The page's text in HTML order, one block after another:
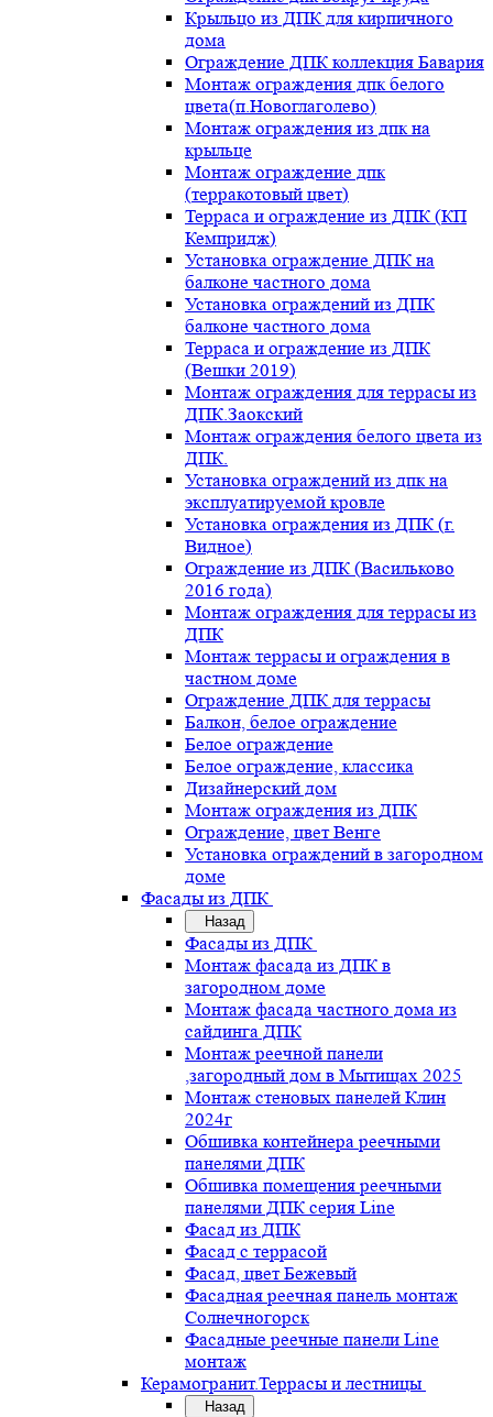
Крыльцо из ДПК для кирпичного
дома
Ограждение ДПК коллекция Бавария
Монтаж ограждения дпк белого
цвета(п.Новоглаголево)
Монтаж ограждения из дпк на
крыльце
Монтаж ограждение дпк
(терракотовый цвет)
Терраса и ограждение из ДПК (КП
Кемпридж)
Установка ограждение ДПК на
балконе частного дома
Установка ограждений из ДПК
балконе частного дома
Терраса и ограждение из ДПК
(Вешки 2019)
Монтаж ограждения для террасы из
ДПК.Заокский
Монтаж ограждения белого цвета из
ДПК.
Установка ограждений из дпк на
эксплуатируемой кровле
Установка ограждения из ДПК (г.
Видное)
Ограждение из ДПК (Васильково
2016 года)
Монтаж ограждения для террасы из
ДПК
Монтаж террасы и ограждения в
частном доме
Ограждение ДПК для террасы
Балкон, белое ограждение
Белое ограждение
Белое ограждение, классика
Дизайнерский дом
Монтаж ограждения из ДПК
Ограждение, цвет Венге
Установка ограждений в загородном
доме
Фасады из ДПК
Назад
Фасады из ДПК
Монтаж фасада из ДПК в
загородном доме
Монтаж фасада частного дома из
сайдинга ДПК
Монтаж реечной панели
,загородный дом в Мытищах 2025
Монтаж стеновых панелей Клин
2024г
Обшивка контейнера реечными
панелями ДПК
Обшивка помещения реечными
панелями ДПК серия Line
Фасад из ДПК
Фасад с террасой
Фасад, цвет Бежевый
Фасадная реечная панель монтаж
Солнечногорск
Фасадные реечные панели Line
монтаж
Керамогранит.Террасы и лестницы
Назад